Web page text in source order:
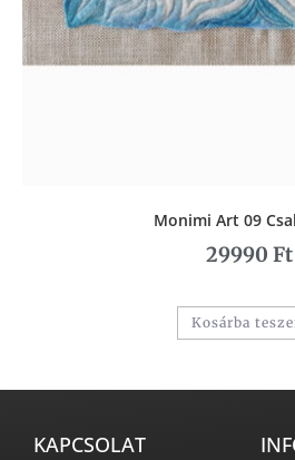
Monimi Art 09
29990 Ft
Kosárba
KAPCSOLAT